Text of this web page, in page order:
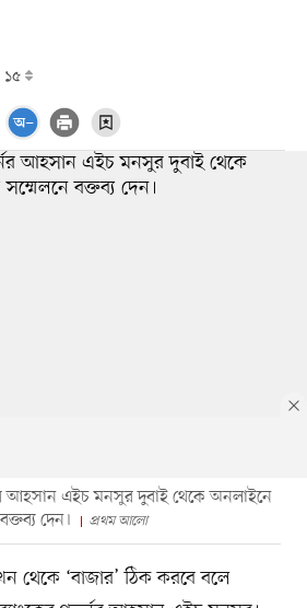
আহসান এইচ মনসুর দুবাই থেকে অনলাইনে
দেন।
প্রথম আলো
থেকে ‘বাজার’ ঠিক করবে বলে